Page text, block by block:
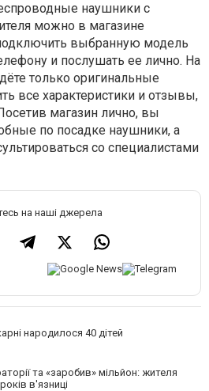
наушники с
можно в магазине
выбранную модель
и послушать ее лично. На
только оригинальные
все характеристики и отзывы,
магазин лично, вы
по посадке наушники, а
со специалистами
на наші джерела
народилося 40 дітей
та «заробив» мільйон: жителя
в'язниці